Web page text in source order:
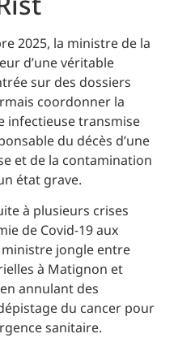
2025, la ministre de la
d’une véritable
sur des dossiers
coordonner la
infectieuse transmise
du décès d’une
et de la contamination
état grave.
à plusieurs crises
de Covid-19 aux
jongle entre
à Matignon et
annulant des
du cancer pour
sanitaire.